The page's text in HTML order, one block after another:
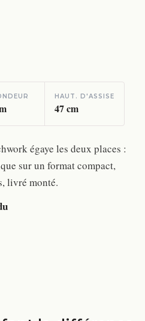
HAUT. D'ASSISE
47cm
égaye les deux places :
sur un format compact,
livré monté.